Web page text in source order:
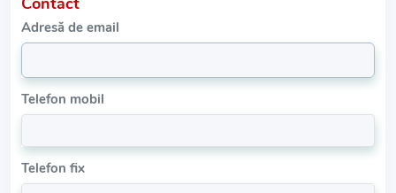
Adresă de email
Telefon mobil
Telefon fix